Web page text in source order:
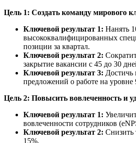
Цель 1: Создать команду мирового
Ключевой результат 1: Нанять
высококвалифицированных
позиции за квартал.
Ключевой результат 2:
закрытие вакансии с 45 до 30
Ключевой результат 3: Достичь
предложений о работе на уровне
Цель 2: Повысить вовлеченность и
Ключевой результат 1:
вовлеченности сотрудников
Ключевой результат 2: Снизить
15%.